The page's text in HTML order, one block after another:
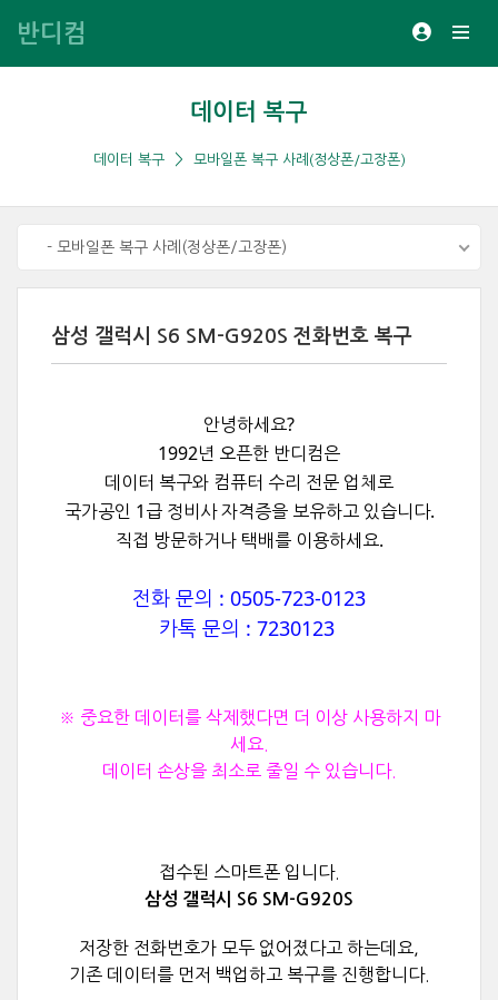
반디컴
데이터 복구
데이터 복구 모바일폰 복구 사례(정상폰/고장폰)
- 모바일폰 복구 사례(정상폰/고장폰)
삼성 갤럭시 S6 SM-G920S 전화번호 복구
안녕하세요?
1992년 오픈한 반디컴은
데이터 복구와 컴퓨터 수리 전문 업체로
국가공인 1급 정비사 자격증을 보유하고 있습니다.
직접 방문하거나 택배를 이용하세요.
전화 문의 : 0505-723-0123
카톡 문의 : 7230123
※ 중요한 데이터를 삭제했다면 더 이상 사용하지 마
세요.
데이터 손상을 최소로 줄일 수 있습니다.
접수된 스마트폰 입니다.
삼성 갤럭시 S6 SM-G920S
저장한 전화번호가 모두 없어졌다고 하는데요,
기존 데이터를 먼저 백업하고 복구를 진행합니다.